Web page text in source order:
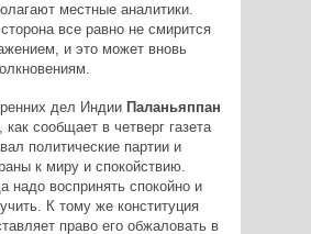
местные аналитики.
все равно не смирится
и это может вновь
дел Индии Паланьяппан
, как сообщает в четверг газета
политические партии и
к миру и спокойствию.
надо воспринять спокойно и
К тому же конституция
право его обжаловать в